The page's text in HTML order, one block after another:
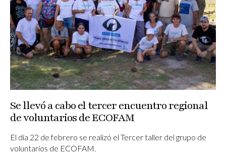
Se llevó a cabo el tercer encuentro regional
de voluntarios de ECOFAM
El día 22 de febrero se realizó el Tercer taller del grupo de
voluntarios de ECOFAM.